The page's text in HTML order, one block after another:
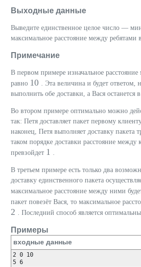
Выходные данные
Выведите единственное целое число —
максимальное расстояние между ребятами
Примечание
В первом примере изначальное
равно 10
. Эта величина и будет
выполнить обе доставки, а Вася останется
Во втором примере оптимально можно
так: Петя доставляет пакет первому
наконец, Петя выполняет доставку пакета
таком порядке доставки расстояние между
превзойдет 1
В третьем примере есть только два
доставку единственного пакета
максимальное расстояние между ними
пакет повезёт Вася, то максимальное
2
. Последний способ является
Примеры
входные данные
2 0 10
5 6